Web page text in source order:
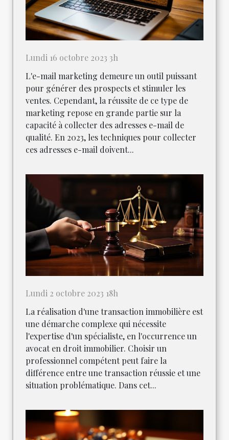
Lundi 16 octobre 2023 3h
L'e-mail marketing demeure un outil puissant
pour générer des prospects et stimuler les
ventes. Cependant, la réussite de ce type de
marketing repose en grande partie sur la
capacité à collecter des adresses e-mail de
qualité. En 2023, les techniques pour collecter
ces adresses e-mail doivent...
Lundi 2 octobre 2023 18h
La réalisation d'une transaction immobilière est
une démarche complexe qui nécessite
l'expertise d'un spécialiste, en l'occurrence un
avocat en droit immobilier. Choisir un
professionnel compétent peut faire la
différence entre une transaction réussie et une
situation problématique. Dans cet...